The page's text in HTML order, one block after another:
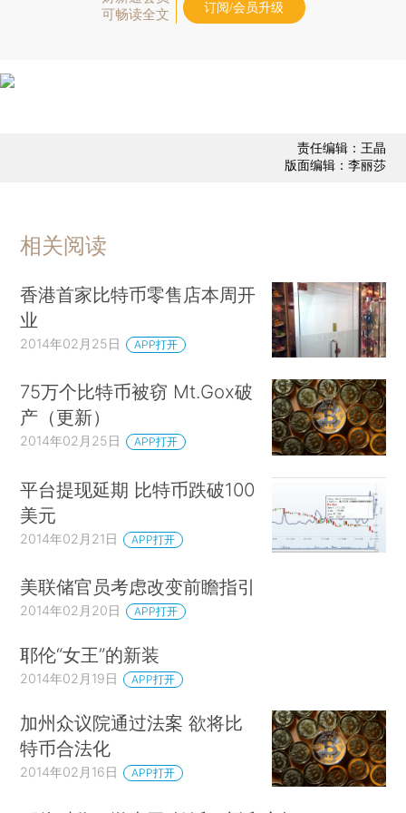
可畅读全文
订阅/会员升级
责任编辑：王晶
版面编辑：李丽莎
相关阅读
香港首家比特币零售店本周开
业
2014年02月25日 APP打开
75万个比特币被窃 Mt.Gox破
产（更新）
2014年02月25日 APP打开
平台提现延期 比特币跌破100
美元
2014年02月21日 APP打开
美联储官员考虑改变前瞻指引
2014年02月20日 APP打开
耶伦“女王”的新装
2014年02月19日 APP打开
加州众议院通过法案 欲将比
特币合法化
2014年02月16日 APP打开